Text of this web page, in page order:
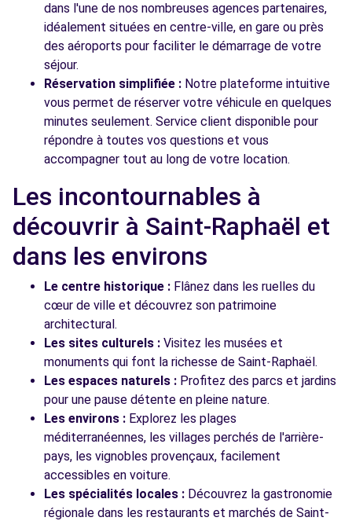
dans l'une de nos nombreuses agences partenaires,
idéalement situées en centre-ville, en gare ou près
des aéroports pour faciliter le démarrage de votre
séjour.
Réservation simplifiée : Notre plateforme intuitive
vous permet de réserver votre véhicule en quelques
minutes seulement. Service client disponible pour
répondre à toutes vos questions et vous
accompagner tout au long de votre location.
Les incontournables à
découvrir à Saint-Raphaël et
dans les environs
Le centre historique : Flânez dans les ruelles du
cœur de ville et découvrez son patrimoine
architectural.
Les sites culturels : Visitez les musées et
monuments qui font la richesse de Saint-Raphaël.
Les espaces naturels : Profitez des parcs et jardins
pour une pause détente en pleine nature.
Les environs : Explorez les plages
méditerranéennes, les villages perchés de l'arrière-
pays, les vignobles provençaux, facilement
accessibles en voiture.
Les spécialités locales : Découvrez la gastronomie
régionale dans les restaurants et marchés de Saint-